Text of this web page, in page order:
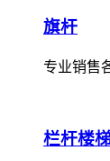
旗杆
专业销售
栏杆楼